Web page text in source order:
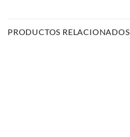
PRODUCTOS RELACIONADOS